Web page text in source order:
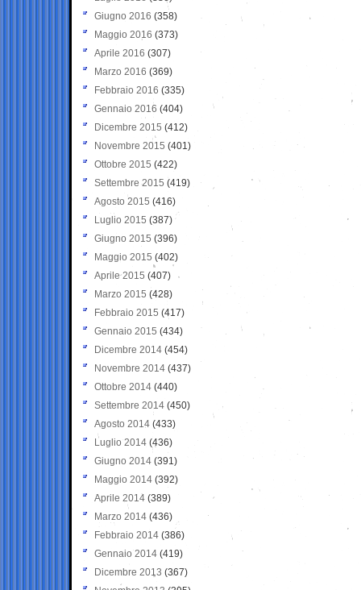
Giugno 2016 (358)
Maggio 2016 (373)
Aprile 2016 (307)
Marzo 2016 (369)
Febbraio 2016 (335)
Gennaio 2016 (404)
Dicembre 2015 (412)
Novembre 2015 (401)
Ottobre 2015 (422)
Settembre 2015 (419)
Agosto 2015 (416)
Luglio 2015 (387)
Giugno 2015 (396)
Maggio 2015 (402)
Aprile 2015 (407)
Marzo 2015 (428)
Febbraio 2015 (417)
Gennaio 2015 (434)
Dicembre 2014 (454)
Novembre 2014 (437)
Ottobre 2014 (440)
Settembre 2014 (450)
Agosto 2014 (433)
Luglio 2014 (436)
Giugno 2014 (391)
Maggio 2014 (392)
Aprile 2014 (389)
Marzo 2014 (436)
Febbraio 2014 (386)
Gennaio 2014 (419)
Dicembre 2013 (367)